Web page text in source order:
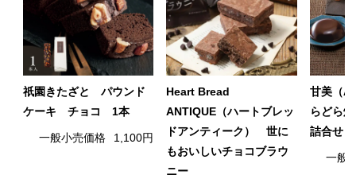
祇園きたざと パウンド
ケーキ チョコ 1本
一般小売価格 1,100円
Heart Bread
ANTIQUE（ハートブレッ
ドアンティーク） 世に
もおいしいチョコブラウ
ニー
甘美（
らどら
詰合せ
一般